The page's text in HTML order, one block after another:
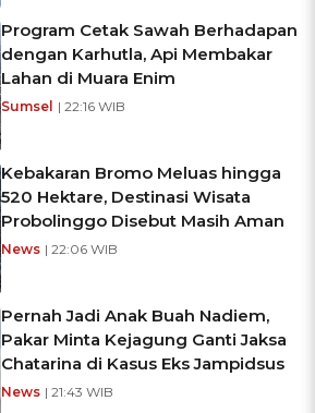
Program Cetak Sawah Berhadapan
dengan Karhutla, Api Membakar
Lahan di Muara Enim
Sumsel | 22:16 WIB
Kebakaran Bromo Meluas hingga
520 Hektare, Destinasi Wisata
Probolinggo Disebut Masih Aman
News | 22:06 WIB
Pernah Jadi Anak Buah Nadiem,
Pakar Minta Kejagung Ganti Jaksa
Chatarina di Kasus Eks Jampidsus
News | 21:43 WIB